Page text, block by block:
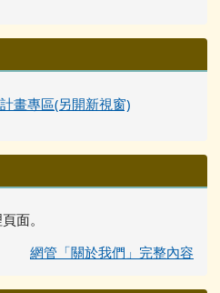
面。
網管「關於我們」完整內容